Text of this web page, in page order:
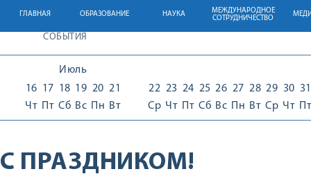
ГЛАВНАЯ ОБРАЗОВАНИЕ НАУКА
МЕЖДУНАРОДНОЕ
СОТРУДНИЧЕСТВО
СОБЫТИЯ
Июль
16
Чт
17
Пт
18
Сб
19
Вс
20
Пн
21
Вт
22
Ср
23
Чт
24
Пт
25
Сб
26
Вс
27
Пн
28
Вт
29
Ср
30
Чт
31
Пт
С ПРАЗДНИКОМ!